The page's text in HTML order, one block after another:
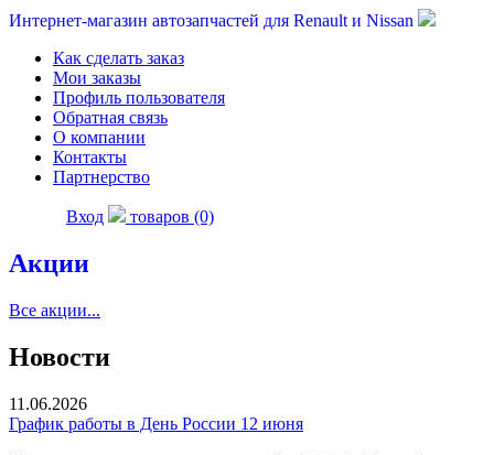
Интернет-магазин автозапчастей для Renault и Nissan
Как сделать заказ
Мои заказы
Профиль пользователя
Обратная связь
О компании
Контакты
Партнерство
Вход товаров (0)
Акции
Все акции...
Новости
11.06.2026
График работы в День России 12 июня